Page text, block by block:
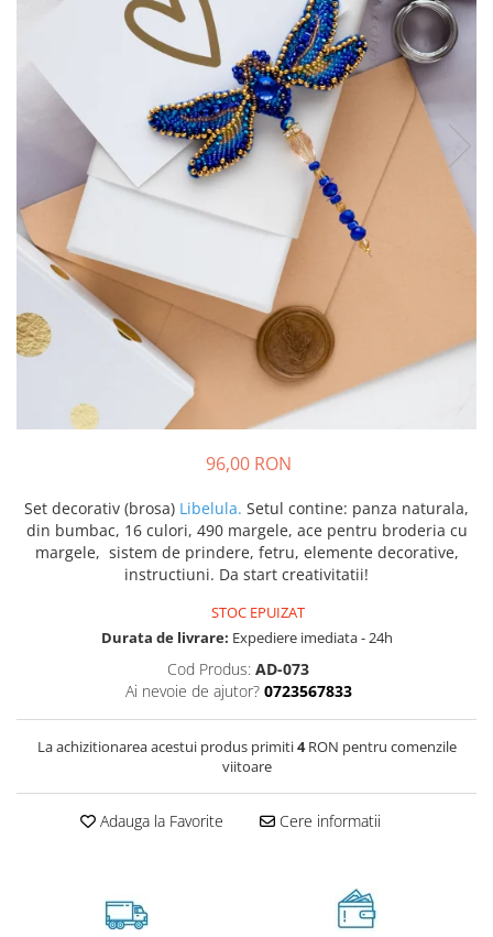
96,00 RON
Set decorativ (brosa) Libelula. Setul contine: panza naturala,
din bumbac, 16 culori, 490 margele, ace pentru broderia cu
margele, sistem de prindere, fetru, elemente decorative,
instructiuni. Da start creativitatii!
STOC EPUIZAT
Durata de livrare: Expediere imediata - 24h
Cod Produs: AD-073
Ai nevoie de ajutor? 0723567833
La achizitionarea acestui produs primiti4RON pentru comenzile
viitoare
Adauga la Favorite Cere informatii